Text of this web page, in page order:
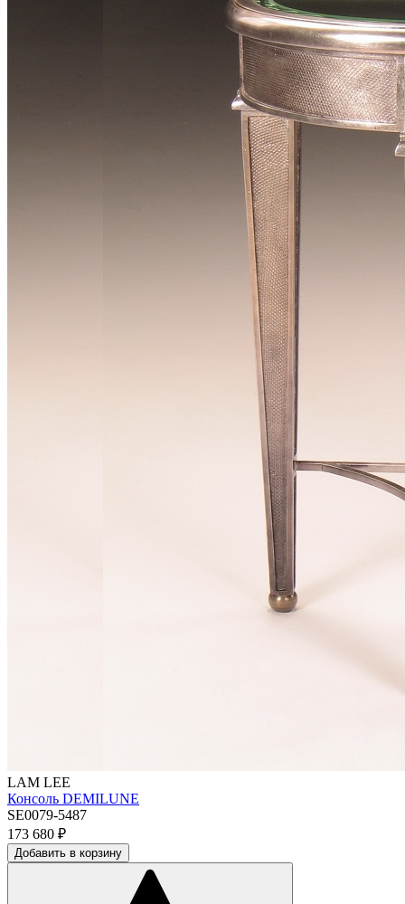
LAM LEE
Консоль DEMILUNE
SE0079-5487
173 680 ₽
Добавить в корзину